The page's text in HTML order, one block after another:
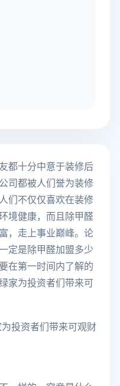
都十分中意于装修后
司都被人们誉为装修
们不仅仅喜欢在装修
境健康，而且除甲醛
，走上事业巅峰。论
定是除甲醛加盟多少
在第一时间内了解的
家为投资者们带来可